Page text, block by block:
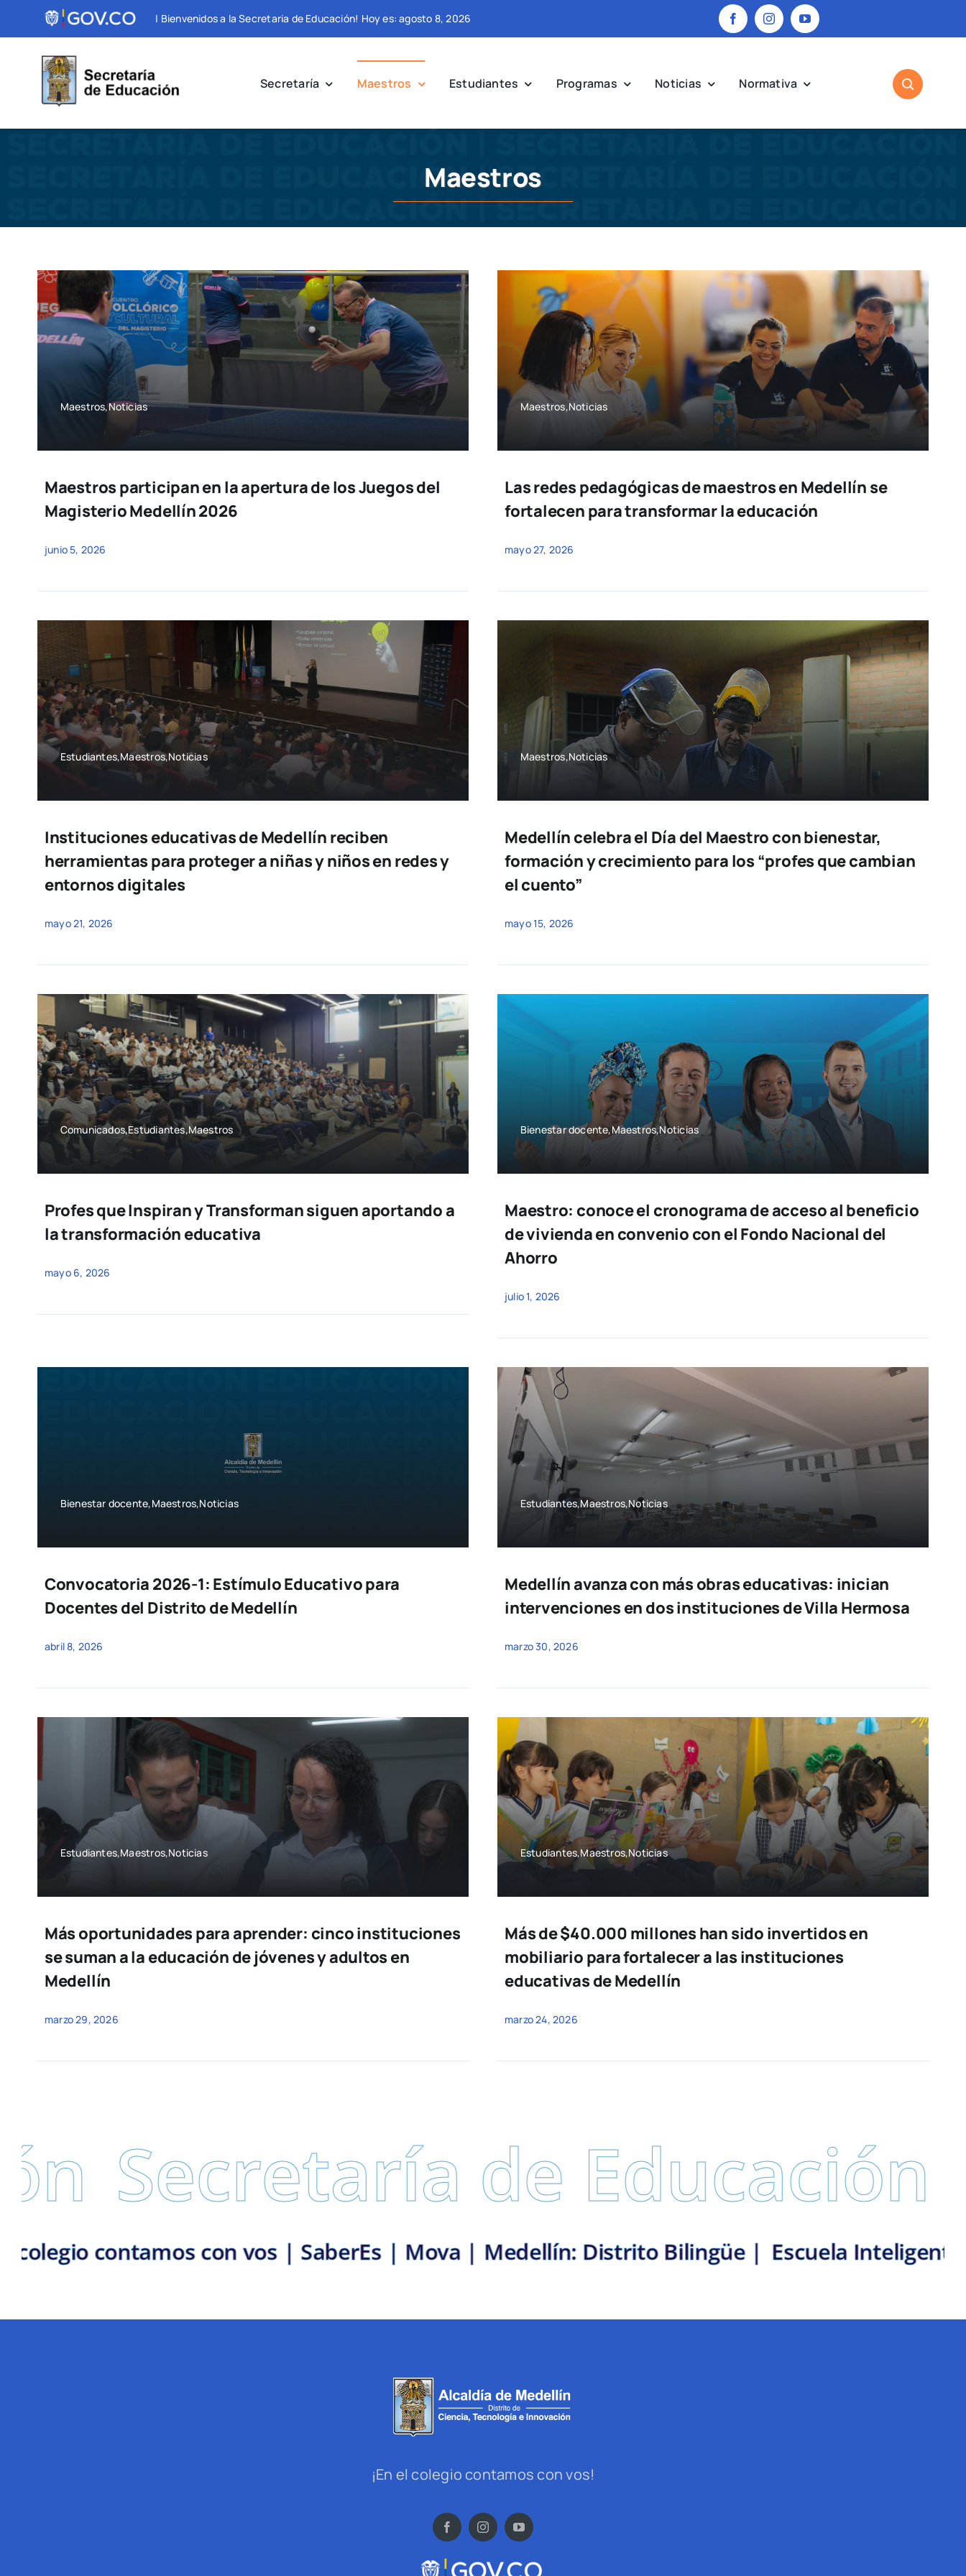
| Bienvenidos a la Secretaria de Educación! Hoy es: agosto 8, 2026
Secretaría Maestros Estudiantes Programas Noticias Normativa
Maestros
Maestros,Noticias
Maestros participan en la apertura de los Juegos del
Magisterio Medellín 2026
junio 5, 2026
Maestros,Noticias
Las redes pedagógicas de maestros en Medellín se
fortalecen para transformar la educación
mayo 27, 2026
Estudiantes,Maestros,Noticias
Instituciones educativas de Medellín reciben
herramientas para proteger a niñas y niños en redes y
entornos digitales
mayo 21, 2026
Maestros,Noticias
Medellín celebra el Día del Maestro con bienestar,
formación y crecimiento para los “profes que cambian
el cuento”
mayo 15, 2026
Comunicados,Estudiantes,Maestros
Profes que Inspiran y Transforman siguen aportando a
la transformación educativa
mayo 6, 2026
Bienestar docente,Maestros,Noticias
Maestro: conoce el cronograma de acceso al beneficio
de vivienda en convenio con el Fondo Nacional del
Ahorro
julio 1, 2026
Bienestar docente,Maestros,Noticias
Convocatoria 2026-1: Estímulo Educativo para
Docentes del Distrito de Medellín
abril 8, 2026
Estudiantes,Maestros,Noticias
Medellín avanza con más obras educativas: inician
intervenciones en dos instituciones de Villa Hermosa
marzo 30, 2026
Estudiantes,Maestros,Noticias
Más oportunidades para aprender: cinco instituciones
se suman a la educación de jóvenes y adultos en
Medellín
marzo 29, 2026
Estudiantes,Maestros,Noticias
Más de $40.000 millones han sido invertidos en
mobiliario para fortalecer a las instituciones
educativas de Medellín
marzo 24, 2026
de Educación
| En el colegio contamos con vos | SaberEs | Mova | Medellín: Distrito Bilingüe |
¡En el colegio contamos con vos!